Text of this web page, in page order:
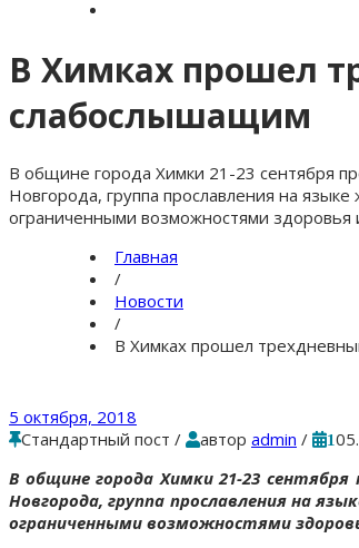
В Химках прошел
слабослышащим
В общине города Химки 21-23 сентября
Новгорода, группа прославления на
ограниченными возможностями здоровья
Главная
/
Новости
/
В Химках прошел
5 октября, 2018
Стандартный пост / автор admin / 1
В общине города Химки 21-23
Новгорода, группа прославления на
ограниченными возможностями